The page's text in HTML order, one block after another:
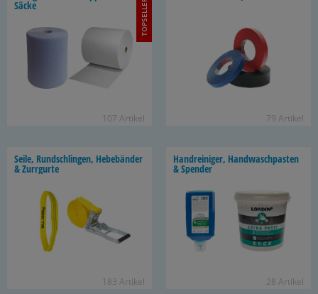
Säcke
107 Ar­ti­kel
TOPSELLER
79 Ar­ti­kel
Seile, Rund­sch­lin­gen, He­be­bän­der
& Zurr­gur­te
183 Ar­ti­kel
Hand­rei­ni­ger, Hand­wasch­pas­ten
& Spen­der
28 Ar­ti­kel